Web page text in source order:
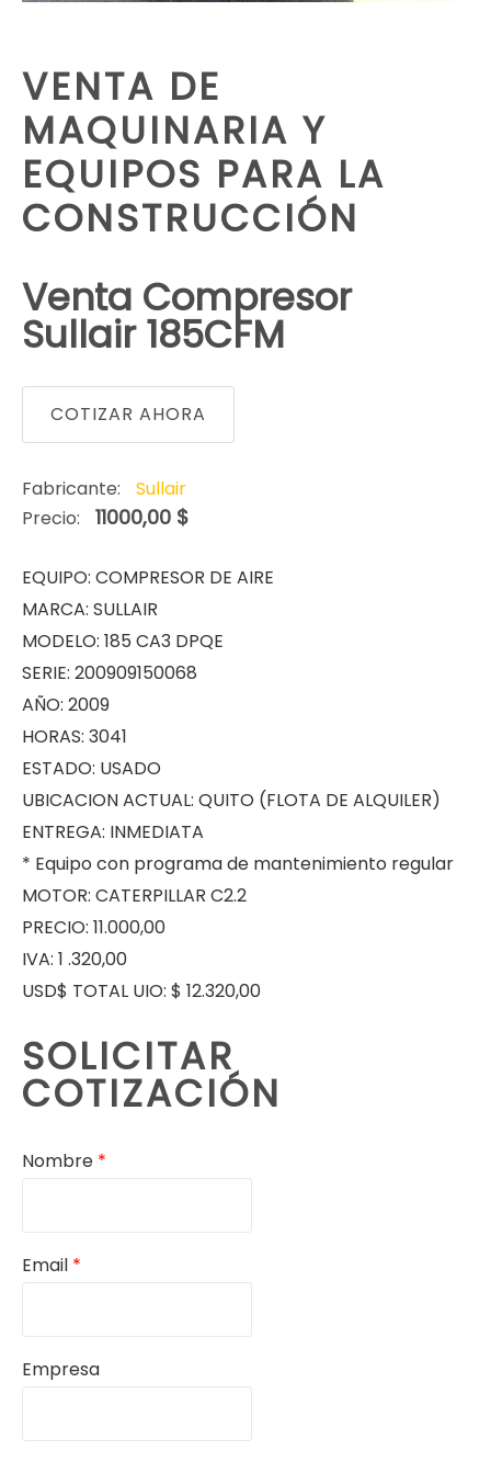
VENTA DE
MAQUINARIA Y
EQUIPOS PARA LA
CONSTRUCCIÓN
Venta Compresor
Sullair 185CFM
COTIZAR AHORA
Fabricante:
Sullair
Precio:
11000,00 $
EQUIPO: COMPRESOR DE AIRE
MARCA: SULLAIR
MODELO: 185 CA3 DPQE
SERIE: 200909150068
AÑO: 2009
HORAS: 3041
ESTADO: USADO
UBICACION ACTUAL: QUITO (FLOTA DE ALQUILER)
ENTREGA: INMEDIATA
* Equipo con programa de mantenimiento regular
MOTOR: CATERPILLAR C2.2
PRECIO: 11.000,00
IVA: 1 .320,00
USD$ TOTAL UIO: $ 12.320,00
SOLICITAR
COTIZACIÓN
Nombre *
Email *
Empresa